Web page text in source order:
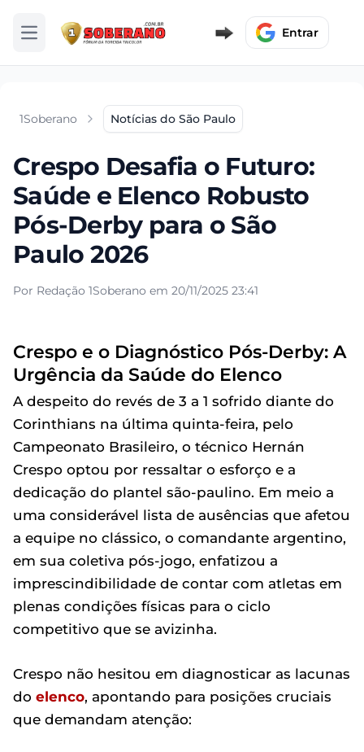
Abrir menu Entrar
1Soberano Notícias do São Paulo
Crespo Desafia o Futuro:
Saúde e Elenco Robusto
Pós-Derby para o São
Paulo 2026
Por Redação 1Soberano em 20/11/2025 23:41
Crespo e o Diagnóstico Pós-Derby: A
Urgência da Saúde do Elenco
A despeito do revés de 3 a 1 sofrido diante do
Corinthians na última quinta-feira, pelo
Campeonato Brasileiro, o técnico Hernán
Crespo optou por ressaltar o esforço e a
dedicação do plantel são-paulino. Em meio a
uma considerável lista de ausências que afetou
a equipe no clássico, o comandante argentino,
em sua coletiva pós-jogo, enfatizou a
imprescindibilidade de contar com atletas em
plenas condições físicas para o ciclo
competitivo que se avizinha.
Crespo não hesitou em diagnosticar as lacunas
do elenco, apontando para posições cruciais
que demandam atenção: